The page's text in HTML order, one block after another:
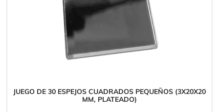
JUEGO DE 30 ESPEJOS CUADRADOS PEQUEÑOS (3X20X20
MM, PLATEADO)